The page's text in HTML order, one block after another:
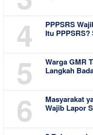
4
PPPSRS
Itu
5
Warga GMR
Langkah
6
Masyarakat
Wajib Lapor